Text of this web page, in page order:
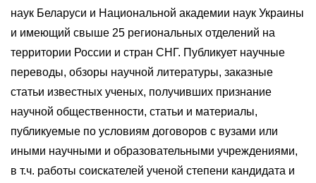
наук Беларуси и Национальной академии наук Украины
и имеющий свыше 25 региональных отделений на
территории России и стран СНГ. Публикует научные
переводы, обзоры научной литературы, заказные
статьи известных ученых, получивших признание
научной общественности, статьи и материалы,
публикуемые по условиям договоров с вузами или
иными научными и образовательными учреждениями,
в т.ч. работы соискателей ученой степени кандидата и